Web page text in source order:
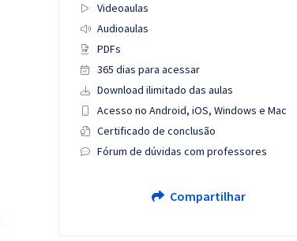
Videoaulas
Audioaulas
PDFs
365 dias para acessar
Download ilimitado das aulas
Acesso no Android, iOS, Windows e Mac
Certificado de conclusão
Fórum de dúvidas com professores
Compartilhar